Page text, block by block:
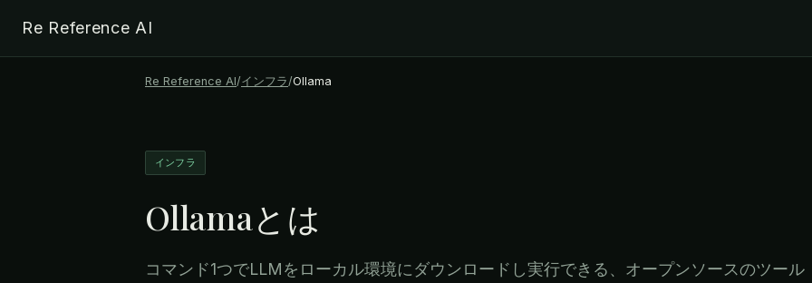
Re Reference AI
Re Reference AI/インフラ/Ollama
インフラ
Ollamaとは
コマンド1つでLLMをローカル環境にダウンロードし実行できる、オープンソースのツール